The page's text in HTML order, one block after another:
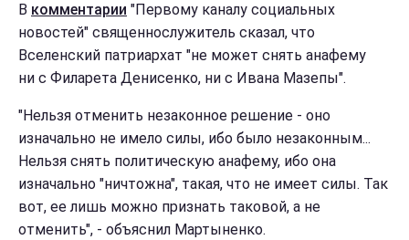
В комментарии "Первому каналу социальных
новостей" священнослужитель сказал, что
Вселенский патриархат "не может снять анафему
ни с Филарета Денисенко, ни с Ивана Мазепы".
"Нельзя отменить незаконное решение - оно
изначально не имело силы, ибо было незаконным...
Нельзя снять политическую анафему, ибо она
изначально "ничтожна", такая, что не имеет силы. Так
вот, ее лишь можно признать таковой, а не
отменить", - объяснил Мартыненко.